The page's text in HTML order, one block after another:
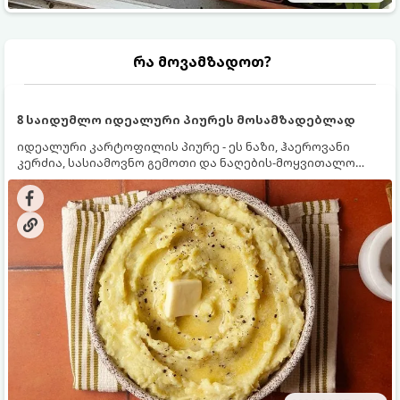
რა მოვამზადოთ?
8 საიდუმლო იდეალური პიურეს მოსამზადებლად
იდეალური კარტოფილის პიურე - ეს ნაზი, ჰაეროვანი
კერძია, სასიამოვნო გემოთი და ნაღების-მოყვითალო
ფერით. მისი მომზადება ძალიან მარტივია, მაგრამ
არსებობს რამდენიმე საიდუმლო, რომლებიც უნდა
იცოდეთ, რომ პიურე იდეალურად გემრიელი გამოვიდეს.